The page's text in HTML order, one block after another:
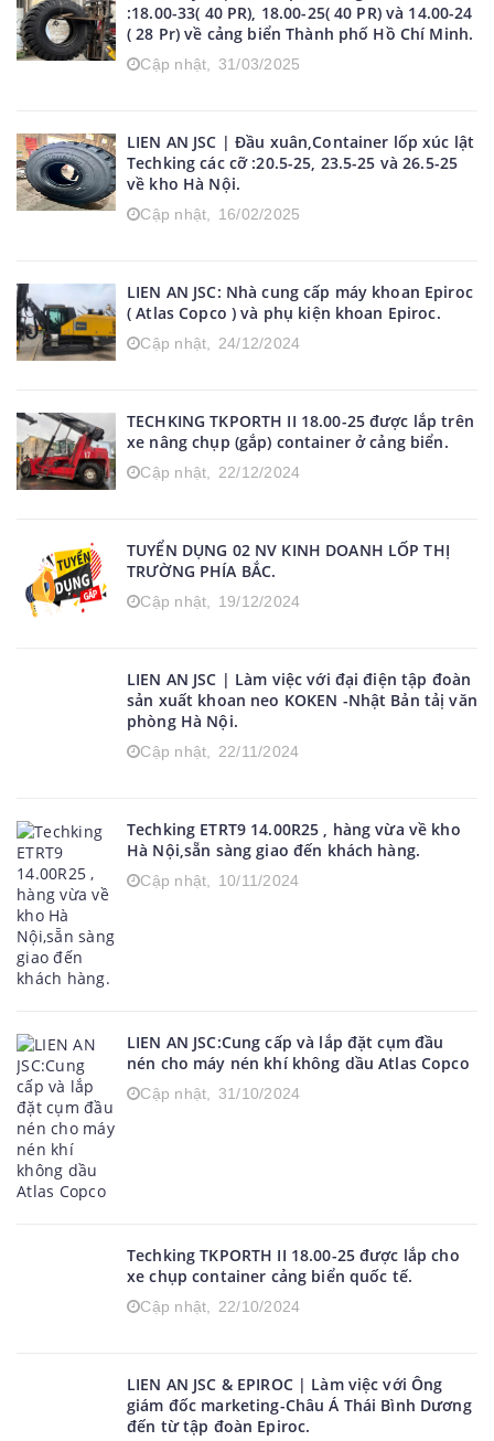
:18.00-33( 40 PR), 18.00-25( 40 PR) và 14.00-24
( 28 Pr) về cảng biển Thành phố Hồ Chí Minh.
Cập nhật, 31/03/2025
LIEN AN JSC | Đầu xuân,Container lốp xúc lật
Techking các cỡ :20.5-25, 23.5-25 và 26.5-25
về kho Hà Nội.
Cập nhật, 16/02/2025
LIEN AN JSC: Nhà cung cấp máy khoan Epiroc
( Atlas Copco ) và phụ kiện khoan Epiroc.
Cập nhật, 24/12/2024
TECHKING TKPORTH II 18.00-25 được lắp trên
xe nâng chụp (gắp) container ở cảng biển.
Cập nhật, 22/12/2024
TUYỂN DỤNG 02 NV KINH DOANH LỐP THỊ
TRƯỜNG PHÍA BẮC.
Cập nhật, 19/12/2024
LIEN AN JSC | Làm việc với đại điện tập đoàn
sản xuất khoan neo KOKEN -Nhật Bản tảị văn
phòng Hà Nội.
Cập nhật, 22/11/2024
Techking ETRT9 14.00R25 , hàng vừa về kho
Hà Nội,sẵn sàng giao đến khách hàng.
Cập nhật, 10/11/2024
LIEN AN JSC:Cung cấp và lắp đặt cụm đầu
nén cho máy nén khí không dầu Atlas Copco
Cập nhật, 31/10/2024
Techking TKPORTH II 18.00-25 được lắp cho
xe chụp container cảng biển quốc tế.
Cập nhật, 22/10/2024
LIEN AN JSC & EPIROC | Làm việc với Ông
giám đốc marketing-Châu Á Thái Bình Dương
đến từ tập đoàn Epiroc.